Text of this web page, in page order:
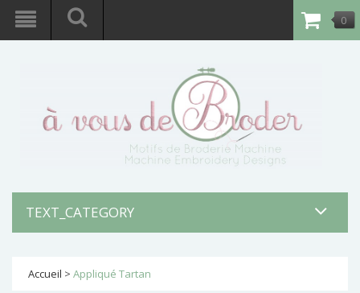
0
TEXT_CATEGORY
Accueil > Appliqué Tartan